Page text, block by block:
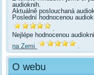
audioknih.
Aktuálně poslouchaná
Poslední hodnocenou
.
Nejlépe hodnocenou
na Zemi
O webu